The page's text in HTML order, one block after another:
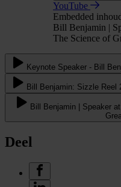
YouTube
Embedded
Bill Benjamin |
The Science of
Keynote Speaker - Bill
Bill Benjamin: Sizzle Reel
Bill Benjamin | Speaker
Deel